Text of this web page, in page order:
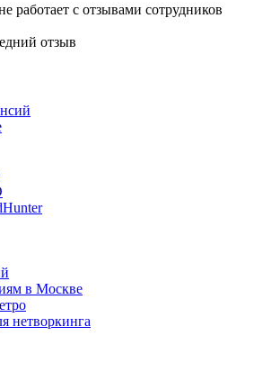
работает с отзывами сотрудников
отзыв
в Москве
нетворкинга